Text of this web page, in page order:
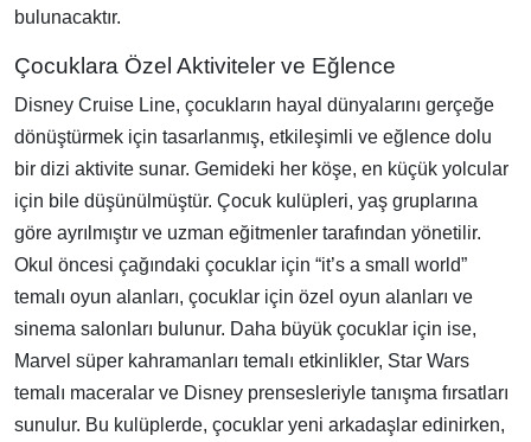
bulunacaktır.
Çocuklara Özel Aktiviteler ve Eğlence
Disney Cruise Line, çocukların hayal dünyalarını gerçeğe
dönüştürmek için tasarlanmış, etkileşimli ve eğlence dolu
bir dizi aktivite sunar. Gemideki her köşe, en küçük yolcular
için bile düşünülmüştür. Çocuk kulüpleri, yaş gruplarına
göre ayrılmıştır ve uzman eğitmenler tarafından yönetilir.
Okul öncesi çağındaki çocuklar için “it’s a small world”
temalı oyun alanları, çocuklar için özel oyun alanları ve
sinema salonları bulunur. Daha büyük çocuklar için ise,
Marvel süper kahramanları temalı etkinlikler, Star Wars
temalı maceralar ve Disney prensesleriyle tanışma fırsatları
sunulur. Bu kulüplerde, çocuklar yeni arkadaşlar edinirken,